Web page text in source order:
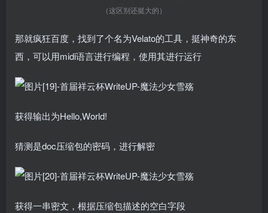
（这区别还挺大的）
那就疯狂百度，找到了个名为Velato的工具，挺神奇的东
西，可以用midi语言进行编程，使用其进行运行
获得输出为Hello,World!
猜测是doc压缩包的密码，进行解密
获得一串密文，根据压缩包描述的空白字段